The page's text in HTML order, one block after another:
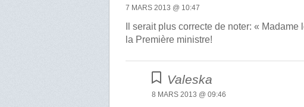
7 MARS 2013 @ 10:47
Il serait plus correcte de noter: «
la Première ministre!
Valeska
8 MARS 2013 @ 09:46